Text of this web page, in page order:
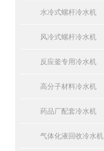
水冷式螺杆冷水机
风冷式螺杆冷水机
反应釜专用冷水机
高分子材料冷水机
药品厂配套冷水机
气体化液回收冷水机